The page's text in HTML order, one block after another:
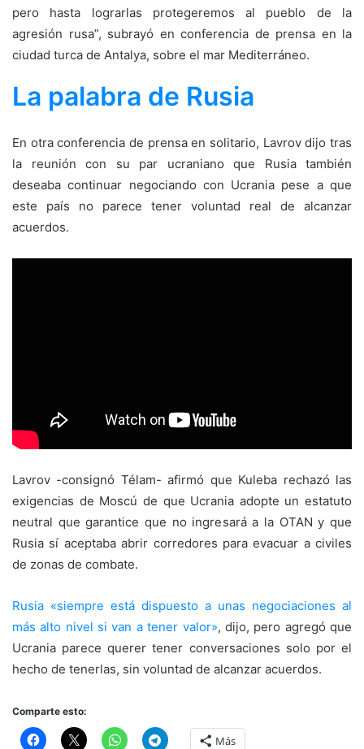
pero hasta lograrlas protegeremos al pueblo de la
agresión rusa”, subrayó en conferencia de prensa en la
ciudad turca de Antalya, sobre el mar Mediterráneo.
La palabra de Rusia
En otra conferencia de prensa en solitario, Lavrov dijo tras
la reunión con su par ucraniano que Rusia también
deseaba continuar negociando con Ucrania pese a que
este país no parece tener voluntad real de alcanzar
acuerdos.
Lavrov -consignó Télam- afirmó que Kuleba rechazó las
exigencias de Moscú de que Ucrania adopte un estatuto
neutral que garantice que no ingresará a la OTAN y que
Rusia sí aceptaba abrir corredores para evacuar a civiles
de zonas de combate.
Rusia «siempre está dispuesto a unas negociaciones al
más alto nivel si van a tener valor», dijo, pero agregó que
Ucrania parece querer tener conversaciones solo por el
hecho de tenerlas, sin voluntad de alcanzar acuerdos.
Comparte esto:
Más